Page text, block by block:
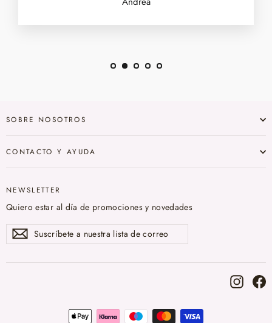
SOBRE NOSOTROS
CONTACTO Y AYUDA
NEWSLETTER
Quiero estar al día de promociones y novedades
Suscríbete
nuestra
Suscribir